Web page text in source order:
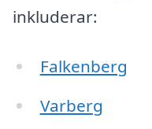
inkluderar:
Falkenberg
Varberg